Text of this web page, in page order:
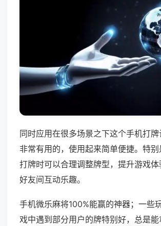
同时应用在很多场景之下这个手机打
非常有用的，使用起来简单便捷。特
打牌时可以合理调整牌型，提升游戏
好友间互动乐趣。
手机微乐麻将100%能赢的神器；一些
戏中遇到部分用户的牌特别好，总是